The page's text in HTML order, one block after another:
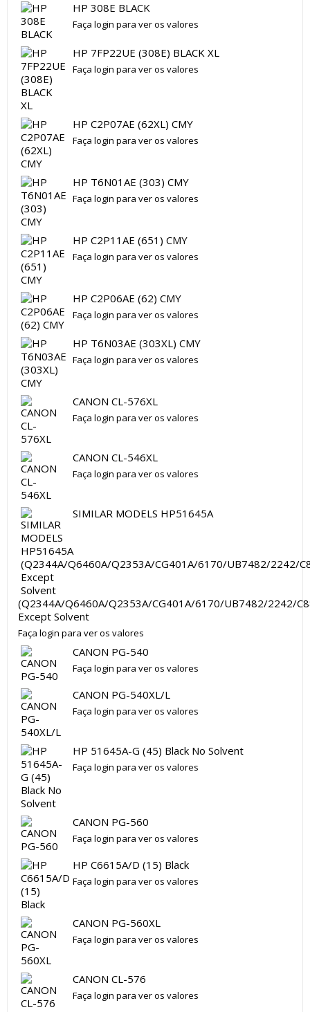
HP 308E BLACK
Faça login para ver os valores
HP 7FP22UE (308E) BLACK XL
Faça login para ver os valores
HP C2P07AE (62XL) CMY
Faça login para ver os valores
HP T6N01AE (303) CMY
Faça login para ver os valores
HP C2P11AE (651) CMY
Faça login para ver os valores
HP C2P06AE (62) CMY
Faça login para ver os valores
HP T6N03AE (303XL) CMY
Faça login para ver os valores
CANON CL-576XL
Faça login para ver os valores
CANON CL-546XL
Faça login para ver os valores
SIMILAR MODELS HP51645A
(Q2344A/Q6460A/Q2353A/CG401A/6170/UB7482/2242/
Except Solvent
Faça login para ver os valores
CANON PG-540
Faça login para ver os valores
CANON PG-540XL/L
Faça login para ver os valores
HP 51645A-G (45) Black No Solvent
Faça login para ver os valores
CANON PG-560
Faça login para ver os valores
HP C6615A/D (15) Black
Faça login para ver os valores
CANON PG-560XL
Faça login para ver os valores
CANON CL-576
Faça login para ver os valores